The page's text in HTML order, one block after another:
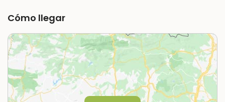
Cómo llegar